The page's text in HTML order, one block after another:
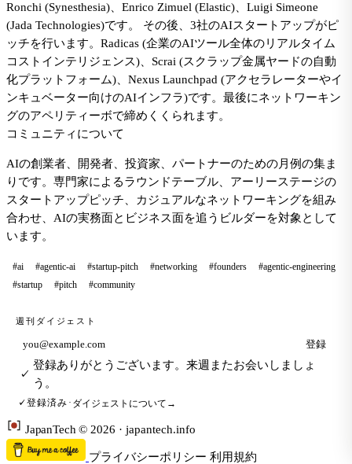
Ronchi (Synesthesia)、Enrico Zimuel (Elastic)、Luigi Simeone
(Jada Technologies)です。 その後、3社のAIスタートアップがピ
ッチを行います。Radicas (企業のAIツール全体のリアルタイム
コストインテリジェンス)、Scrai (スクラップ金属ヤードの自動
化プラットフォーム)、Nexus Launchpad (アクセラレーターやイ
ンキュベーター向けのAIインフラ)です。最後にネットワーキン
グのアペリティーボで締めくくられます。
コミュニティについて
AIの創業者、開発者、投資家、パートナーのための月例の集ま
りです。専門家によるラウンドテーブル、アーリーステージの
スタートアップピッチ、カジュアルなネットワーキングを組み
合わせ、AIの実務面とビジネス面を追うビルダーを対象として
います。
#ai #agentic-ai #startup-pitch #networking #founders
#agentic-engineering
#startup
#pitch #community
週刊ダイジェスト
メールアドレス
登録
✓
登録ありがとうございます。来週またお会いしましょ
う。
✓ 登録済み · ダイジェストについて →
JapanTech © 2026 · japantech.info
プライバシーポリシー 利用規約